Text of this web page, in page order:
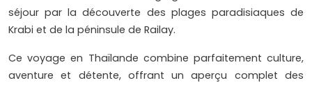
séjour par la découverte des plages paradisiaques de
Krabi et de la péninsule de Railay.
Ce voyage en Thaïlande combine parfaitement culture,
aventure et détente, offrant un aperçu complet des